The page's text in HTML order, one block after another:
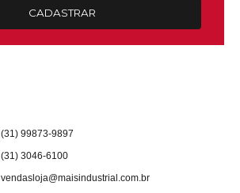
CADASTRAR
(31) 99873-9897
(31) 3046-6100
vendasloja@maisindustrial.com.br